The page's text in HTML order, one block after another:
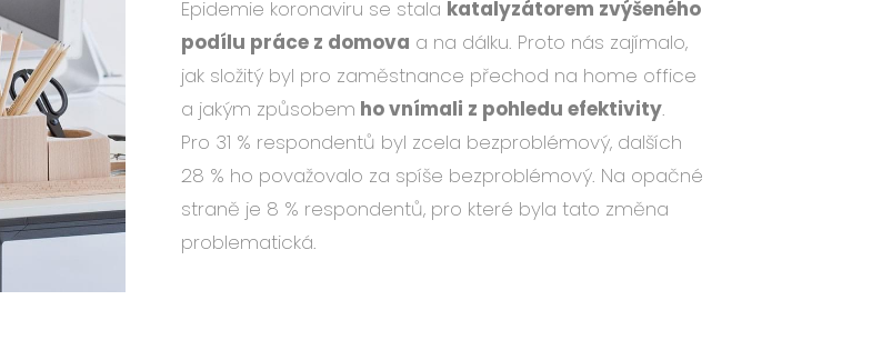
Epidemie koronaviru se stala katalyzátorem zvýšeného
podílu práce z domova a na dálku. Proto nás zajímalo,
jak složitý byl pro zaměstnance přechod na home office
a jakým způsobem ho vnímali z pohledu efektivity.
Pro 31 % respondentů byl zcela bezproblémový, dalších
28 % ho považovalo za spíše bezproblémový. Na opačné
straně je 8 % respondentů, pro které byla tato změna
problematická.